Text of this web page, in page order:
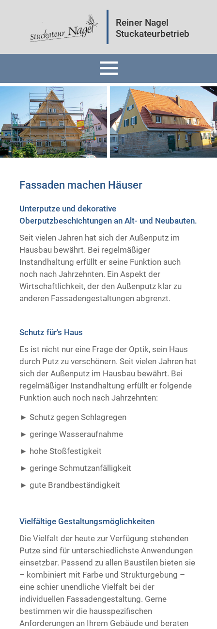
Reiner Nagel
Stuckateurbetrieb
Fassaden
Innenräume
Mineralputz
Wärmedämmung
Trockenausbau
Fassaden machen Häuser
Unterputze und dekorative
Oberputzbeschichtungen an Alt- und Neubauten.
Seit vielen Jahren hat sich der Außenputz im
Hausbau bewährt. Bei regelmäßiger
Instandhaltung erfüllt er seine Funktion auch
noch nach Jahrzehnten. Ein Aspekt der
Wirtschaftlichkeit, der den Außenputz klar zu
anderen Fassadengestaltungen abgrenzt.
Schutz für's Haus
Es ist nicht nur eine Frage der Optik, sein Haus
durch Putz zu verschönern. Seit vielen Jahren hat
sich der Außenputz im Hausbau bewährt. Bei
regelmäßiger Instandhaltung erfüllt er folgende
Funktion auch noch nach Jahrzehnten:
Schutz gegen Schlagregen
geringe Wasseraufnahme
hohe Stoßfestigkeit
geringe Schmutzanfälligkeit
gute Brandbeständigkeit ​ ​
Vielfältige Gestaltungsmöglichkeiten
Die Vielfalt der heute zur Verfügung stehenden
Putze sind für unterschiedlichste Anwendungen
einsetzbar. Passend zu allen Baustilen bieten sie
– kombiniert mit Farbe und Strukturgebung –
eine schier unendliche Vielfalt bei der
individuellen Fassadengestaltung. Gerne
bestimmen wir die hausspezifischen
Anforderungen an Ihrem Gebäude und beraten